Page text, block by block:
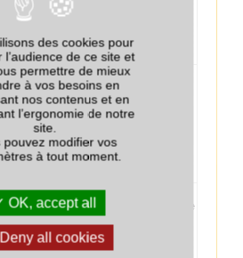
fertilisation de la
pomme de terre.
+
En cas de
destruction
tardive, effet
dépressif d’un ray
plus fort que celui
des céréales
Ray-grass non
adapté en dérobée
avant lin de
printemps. Risque
de phytotoxicité
des cookies pour
l’audience de ce site et
permettre de mieux
à vos besoins en
nos contenus et en
l’ergonomie de notre
site.
pouvez modifier vos
à tout moment.
OK, accept all
Deny all cookies